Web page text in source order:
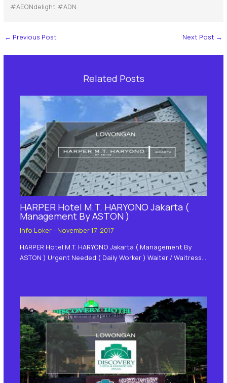
#AEONdelight #ADN
← Previous Post Next Post →
Related Posts
HARPER Hotel M.T. HARYONO Jakarta (
Management By ASTON )
Info Loker- November 17, 2017
HARPER Hotel M.T. HARYONO Jakarta ( Management By
ASTON ) Urgent Needed ( Daily Worker ) Waiter / Waitress…